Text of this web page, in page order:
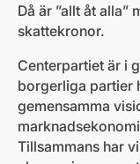
Då är ”allt åt
skattekronor.
Centerpartiet är i
borgerliga partier
gemensamma
Tillsammans har